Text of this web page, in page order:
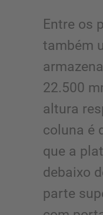
Entre os
também
22.500
altura
coluna é
que a
debaixo
parte